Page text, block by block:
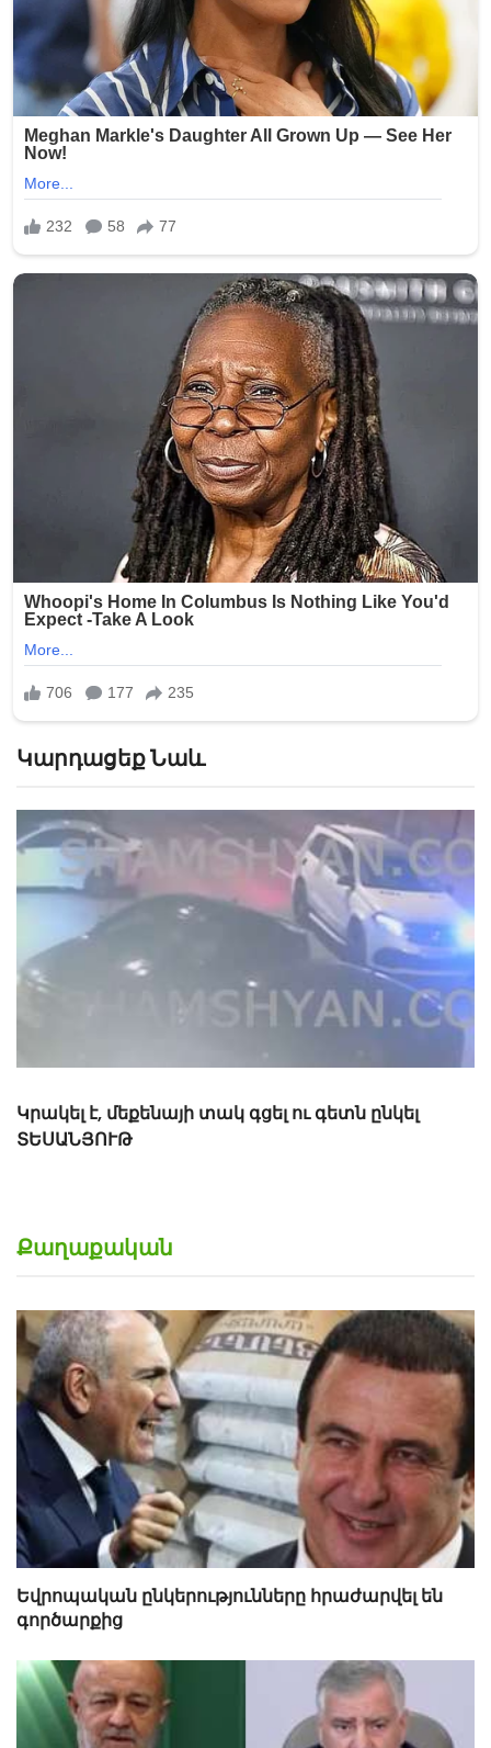
Կարդացեք Նաև
«Թուրքերը բացում են». Ինչ շշնջաց Միրզոյանը
Փաշինյանի ականջին ՏԵՍԱՆՅՈՒԹ
Քաղաքական
Եվրոպական ընկերությունները հրաժարվել են
գործարքից